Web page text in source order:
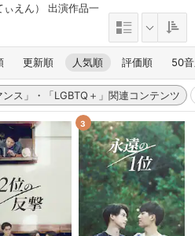
えん） 出演作品一
更新順 人気順 評価順 50
ンス」・「LGBTQ＋」関連コンテンツ
3